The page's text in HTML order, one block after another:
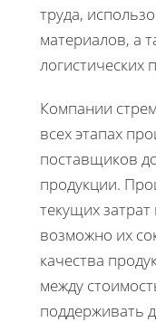
труда,
материалов, а
логистических
Компании
всех этапах
поставщиков
продукции.
текущих
возможно их
качества
между
поддерживать